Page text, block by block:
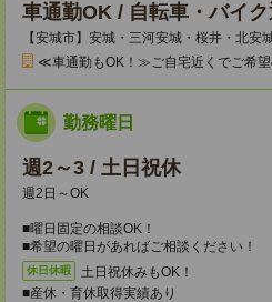
車通勤OK / 自転車・バイ
【安城市】安城・三河安城・桜井・北安
≪車通勤もOK！≫ご自宅近くでご希望
勤務曜日
週2～3 / 土日祝休
週2日～OK
■曜日固定の相談OK！
■希望の曜日があればご相談ください！
休日休暇
土日祝休みもOK！
■産休・育休取得実績あり